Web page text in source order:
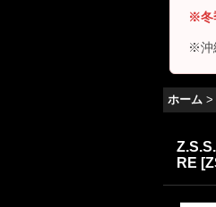
※冬
※沖
ホーム >
RE [